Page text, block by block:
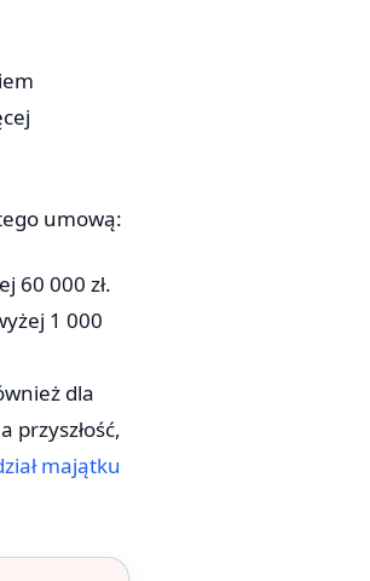
umową:
60 000 zł.
1 000
dla
przyszłość,
majątku